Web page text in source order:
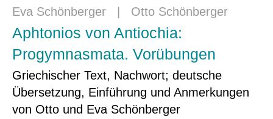
Eva Schönberger Otto Schönberger
Aphtonios von Antiochia:
Progymnasmata. Vorübungen
Griechischer Text, Nachwort; deutsche
Übersetzung, Einführung und Anmerkungen
von Otto und Eva Schönberger